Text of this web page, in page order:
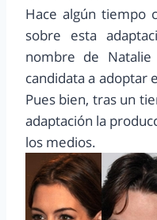
Hace algún tiempo
sobre esta
nombre de
candidata a adoptar
Pues bien, tras un
adaptación la
los medios.